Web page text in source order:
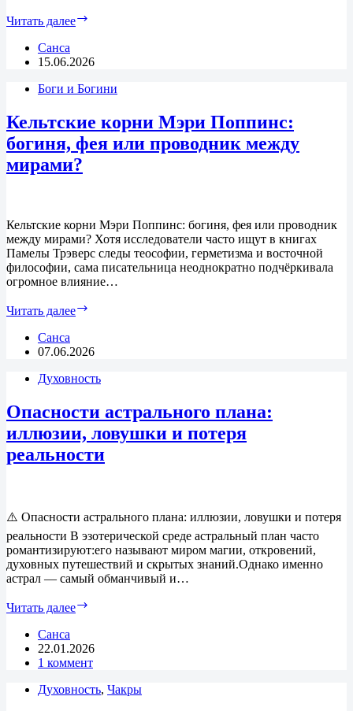
Читать далее
вампиров:
крадет
силы?
Санса
15.06.2026
Боги и Богини
Кельтские корни Мэри Поппинс:
богиня, фея или проводник между
мирами?
Кельтские корни Мэри Поппинс: богиня, фея или проводник
между мирами? Хотя исследователи часто ищут в книгах
Памелы Трэверс следы теософии, герметизма и восточной
философии, сама писательница неоднократно подчёркивала
огромное влияние…
Читать далее
Поппинс:
фея
проводник
между
мирами?
Санса
07.06.2026
Духовность
Опасности астрального плана:
иллюзии, ловушки и потеря
реальности
⚠️ Опасности астрального плана: иллюзии, ловушки и потеря
реальности В эзотерической среде астральный план часто
романтизируют:его называют миром магии, откровений,
духовных путешествий и скрытых знаний.Однако именно
астрал — самый обманчивый и…
Читать далее
иллюзии,
ловушки
потеря
Санса
22.01.2026
1 коммент
Духовность, Чакры